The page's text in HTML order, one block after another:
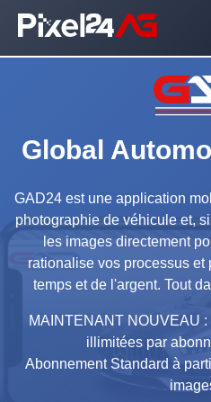
Global
GAD24 est une application
photographie de véhicule et,
les images directement
rationalise vos processus et
temps et de l'argent. Tout
MAINTENANT NOUVEAU
illimitées par
Abonnement Standard à